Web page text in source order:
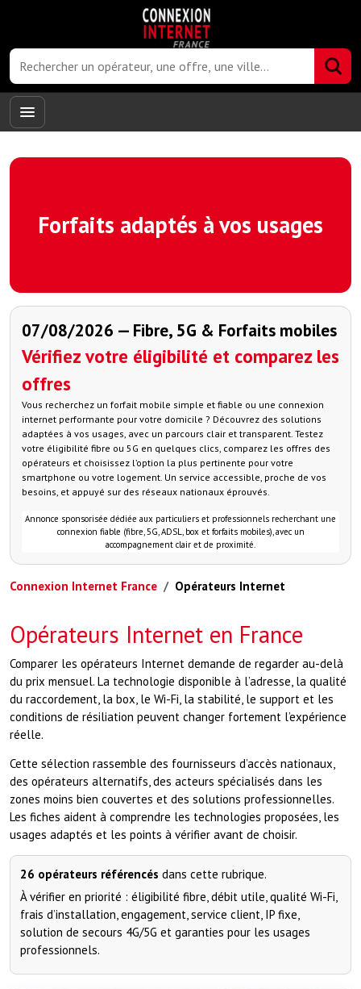
Forfaits adaptés à vos usages
07/08/2026 — Fibre, 5G & Forfaits mobiles
Vérifiez votre éligibilité et comparez les
offres
Vous recherchez un forfait mobile simple et fiable ou une connexion
internet performante pour votre domicile ? Découvrez des solutions
adaptées à vos usages, avec un parcours clair et transparent. Testez
votre éligibilité fibre ou 5G en quelques clics, comparez les offres des
opérateurs et choisissez l’option la plus pertinente pour votre
smartphone ou votre logement. Un service accessible, proche de vos
besoins, et appuyé sur des réseaux nationaux éprouvés.
Annonce sponsorisée dédiée aux particuliers et professionnels recherchant une
connexion fiable (fibre, 5G, ADSL, box et forfaits mobiles), avec un
accompagnement clair et de proximité.
Connexion Internet France Opérateurs Internet
Opérateurs Internet en France
Comparer les opérateurs Internet demande de regarder au-delà
du prix mensuel. La technologie disponible à l’adresse, la qualité
du raccordement, la box, le Wi-Fi, la stabilité, le support et les
conditions de résiliation peuvent changer fortement l’expérience
réelle.
Cette sélection rassemble des fournisseurs d’accès nationaux,
des opérateurs alternatifs, des acteurs spécialisés dans les
zones moins bien couvertes et des solutions professionnelles.
Les fiches aident à comprendre les technologies proposées, les
usages adaptés et les points à vérifier avant de choisir.
26 opérateurs référencés dans cette rubrique.
À vérifier en priorité : éligibilité fibre, débit utile, qualité Wi-Fi,
frais d’installation, engagement, service client, IP fixe,
solution de secours 4G/5G et garanties pour les usages
professionnels.